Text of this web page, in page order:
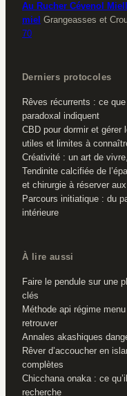
Au Rucher Cévenol
miel Grangeasses et
70
Derniers protocoles
Rêves récurrents : ce
paradoxal indiquent
CBD pour dormir et gérer
utiles et limites à
Créativité : un art de
Tendinite calcifiée de
et chirurgie à réserver
Parcours initiatique : du
intérieure
À lire aussi
Faire le pendule sur une
clés
Méthode api régime
retrouver
Annales akashiques
Rêver d’accoucher en
complètes
Chicchana onaka : ce
recherche